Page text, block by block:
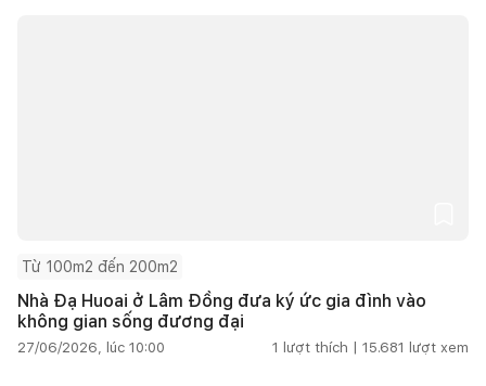
Từ 100m2 đến 200m2
Nhà Đạ Huoai ở Lâm Đồng đưa ký ức gia đình vào
không gian sống đương đại
27/06/2026, lúc 10:00 1 lượt thích | 15.681 lượt xem